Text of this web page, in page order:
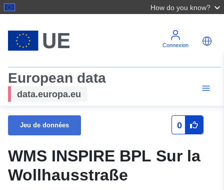
How do you know?
Connexion
European data
data.europa.eu
Jeu de données 0
WMS INSPIRE BPL Sur la
Wollhausstraße